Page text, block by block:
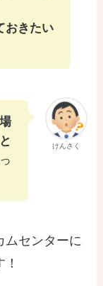
おきたい
けんさく
場
ムセンターに